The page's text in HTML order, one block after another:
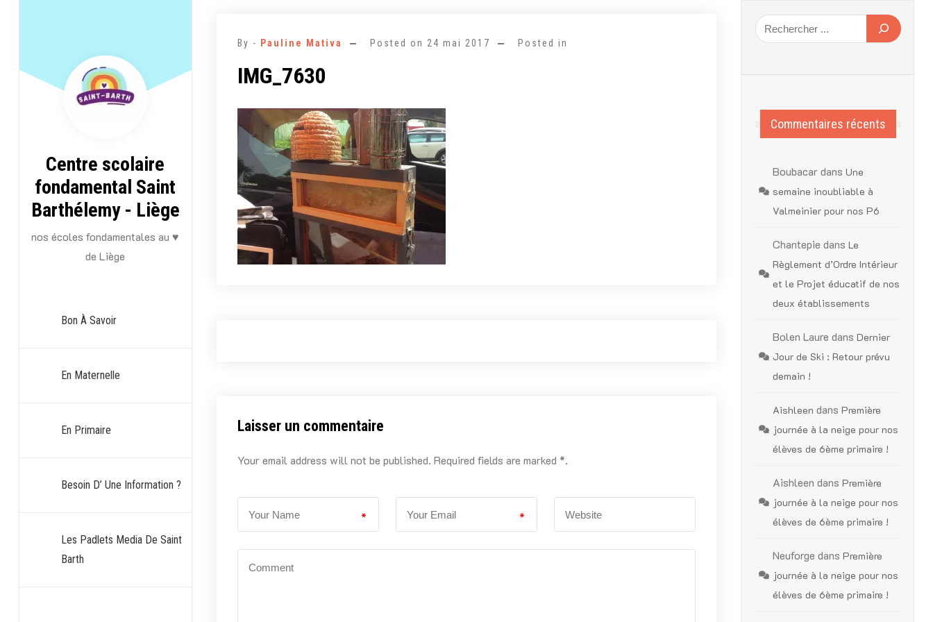
Centre scolaire
fondamental Saint
Barthélemy - Liège
nos écoles fondamentales au ♥
de Liège
Bon À Savoir
En Maternelle
En Primaire
Besoin D’ Une Information ?
Les Padlets Media De Saint
Barth
By - Pauline Mativa Posted on 24 mai 2017 Posted in
IMG_7630
Laisser un commentaire
Your email address will not be published. Required fields are marked *.
* *
Commentaires récents
BoubacardansUne
semaine inoubliable à
Valmeinier pour nos P6
Chantepie dansLe
Règlement d’Ordre Intérieur
et le Projet éducatif de nos
deux établissements
Bolen Laure dansDernier
Jour de Ski : Retour prévu
demain !
Aishleen dansPremière
journée à la neige pour nos
élèves de 6ème primaire !
Aishleen dansPremière
journée à la neige pour nos
élèves de 6ème primaire !
Neuforge dansPremière
journée à la neige pour nos
élèves de 6ème primaire !